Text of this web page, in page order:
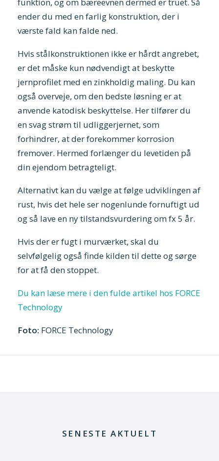
ender du med en farlig konstruktion, der i
værste fald kan falde ned.
Hvis stålkonstruktionen ikke er hårdt angrebet,
er det måske kun nødvendigt at beskytte
jernprofilet med en zinkholdig maling. Du kan
også overveje, om den bedste løsning er at
anvende katodisk beskyttelse. Her tilfører du
en svag strøm til udliggerjernet, som
forhindrer, at der forekommer korrosion
fremover. Hermed forlænger du levetiden på
din ejendom betragteligt.
Alternativt kan du vælge at følge udviklingen af
rust, hvis det hele ser nogenlunde fornuftigt ud
og så lave en ny tilstandsvurdering om fx 5 år.
Hvis der er fugt i murværket, skal du
selvfølgelig også finde kilden til dette og sørge
for at få den stoppet.
Du kan læse mere i den fulde artikel hos FORCE
Technology
Foto: FORCE Technology
SENESTE AKTUELT